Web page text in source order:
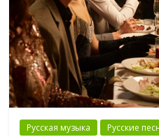
Русская музыка Русские